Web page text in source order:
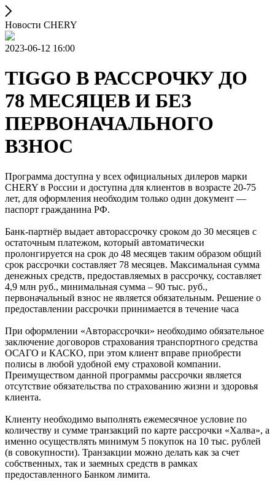
Новости CHERY
2023-06-12 16:00
TIGGO В РАССРОЧКУ ДО
78 МЕСЯЦЕВ И БЕЗ
ПЕРВОНАЧАЛЬНОГО
ВЗНОС
Программа доступна у всех официальных дилеров марки
CHERY в России и доступна для клиентов в возрасте 20-75
лет, для оформления необходим только один документ —
паспорт гражданина РФ.
Банк-партнёр выдает авторассрочку сроком до 30 месяцев с
остаточным платежом, который автоматически
пролонгируется на срок до 48 месяцев таким образом общий
срок рассрочки составляет 78 месяцев. Максимальная сумма
денежных средств, предоставляемых в рассрочку, составляет
4,9 млн руб., минимальная сумма – 90 тыс. руб.,
первоначальный взнос не является обязательным. Решение о
предоставлении рассрочки принимается в течение часа
При оформлении «Авторассрочки» необходимо обязательное
заключение договоров страхования транспортного средства
ОСАГО и КАСКО, при этом клиент вправе приобрести
полисы в любой удобной ему страховой компании.
Преимуществом данной программы рассрочки является
отсутствие обязательства по страхованию жизни и здоровья
клиента.
Клиенту необходимо выполнять ежемесячное условие по
количеству и сумме транзакций по карте рассрочки «Халва», а
именно осуществлять минимум 5 покупок на 10 тыс. рублей
(в совокупности). Транзакции можно делать как за счет
собственных, так и заемных средств в рамках
предоставленного Банком лимита.